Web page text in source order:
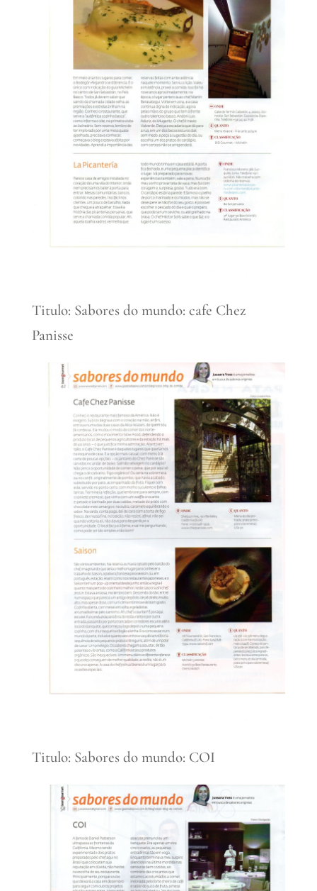
Titulo: Sabores do mundo: cafe Chez
Panisse
Titulo: Sabores do mundo: COI